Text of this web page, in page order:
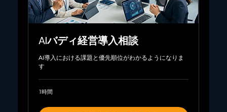
AIバディ経営導入相談
AI導入における課題と優先順位がわかるようになりま
す
1時間